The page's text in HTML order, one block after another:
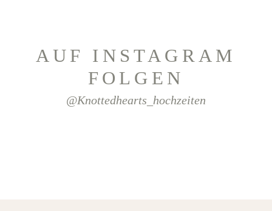
AUF INSTAGRAM
FOLGEN
@knottedhearts_hochzeiten